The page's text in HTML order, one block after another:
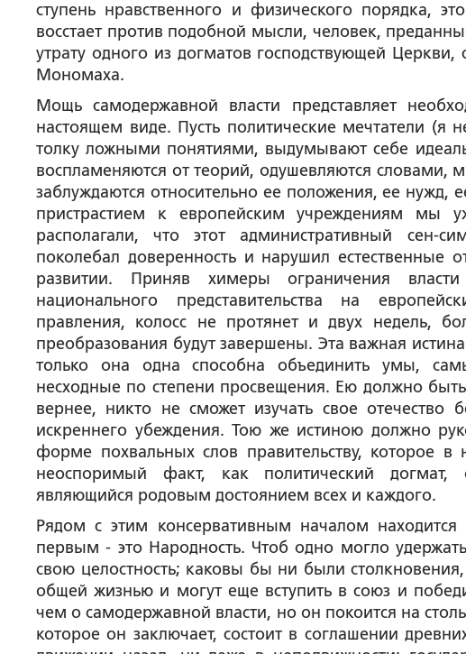
ступень нравственного и физического порядка,
восстает против подобной мысли, человек,
утрату одного из догматов господствующей
Мономаха.
Мощь самодержавной власти представляет
настоящем виде. Пусть политические мечтатели (я
толку ложными понятиями, выдумывают себе
воспламеняются от теорий, одушевляются
заблуждаются относительно ее положения, ее
пристрастием к европейским учреждениям мы
располагали, что этот административный сен-
поколебал доверенность и нарушил
развитии. Приняв химеры ограничения
национального представительства на
правления, колосс не протянет и двух недель,
преобразования будут завершены. Эта важная
только она одна способна объединить умы,
несходные по степени просвещения. Ею должно
вернее, никто не сможет изучать свое отечество
искреннего убеждения. Тою же истиною должно
форме похвальных слов правительству, которое
неоспоримый факт, как политический догмат,
являющийся родовым достоянием всех и каждого.
Рядом с этим консервативным началом
первым - это Народность. Чтоб одно могло
свою целостность; каковы бы ни были
общей жизнью и могут еще вступить в союз и
чем о самодержавной власти, но он покоится на
которое он заключает, состоит в соглашении